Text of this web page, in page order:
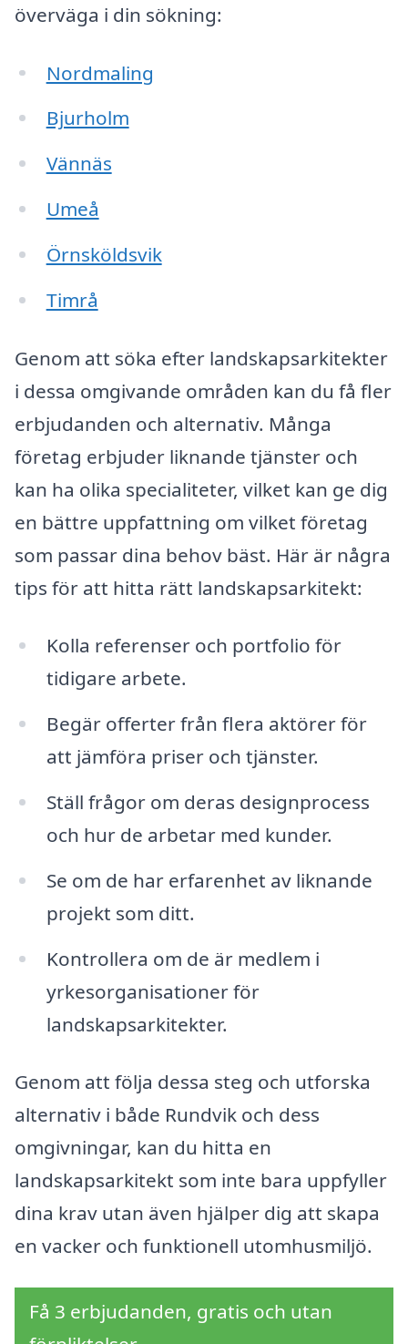
överväga i din sökning:
Nordmaling
Bjurholm
Vännäs
Umeå
Örnsköldsvik
Timrå
Genom att söka efter landskapsarkitekter
i dessa omgivande områden kan du få fler
erbjudanden och alternativ. Många
företag erbjuder liknande tjänster och
kan ha olika specialiteter, vilket kan ge dig
en bättre uppfattning om vilket företag
som passar dina behov bäst. Här är några
tips för att hitta rätt landskapsarkitekt:
Kolla referenser och portfolio för
tidigare arbete.
Begär offerter från flera aktörer för
att jämföra priser och tjänster.
Ställ frågor om deras designprocess
och hur de arbetar med kunder.
Se om de har erfarenhet av liknande
projekt som ditt.
Kontrollera om de är medlem i
yrkesorganisationer för
landskapsarkitekter.
Genom att följa dessa steg och utforska
alternativ i både Rundvik och dess
omgivningar, kan du hitta en
landskapsarkitekt som inte bara uppfyller
dina krav utan även hjälper dig att skapa
en vacker och funktionell utomhusmiljö.
Få 3 erbjudanden, gratis och utan